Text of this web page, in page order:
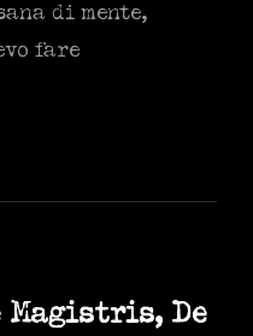
di mente,
fare
De